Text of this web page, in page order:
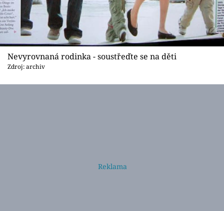
Nevyrovnaná rodinka - soustřeďte se na děti
Zdroj: archiv